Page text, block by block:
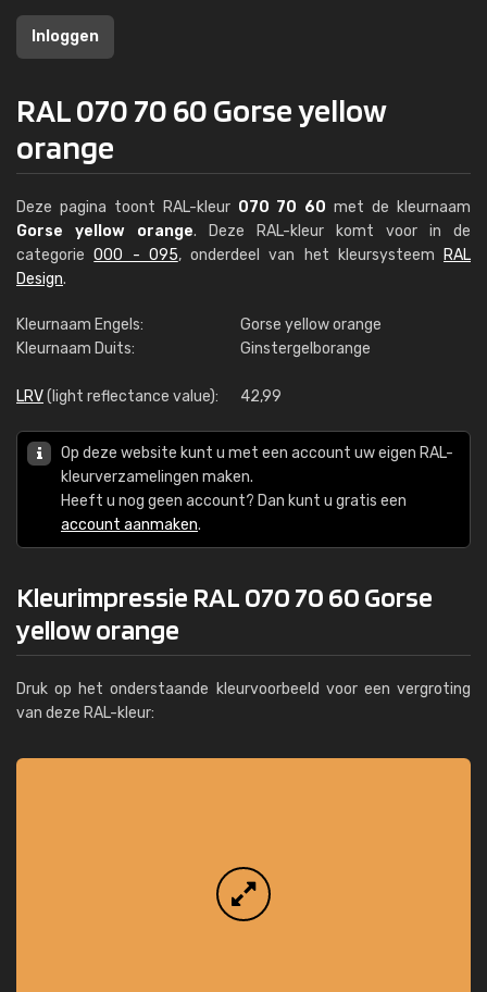
Inloggen
RAL 070 70 60 Gorse yellow
orange
Deze pagina toont RAL-kleur 070 70 60 met de kleurnaam
Gorse yellow orange. Deze RAL-kleur komt voor in de
categorie000 - 095, onderdeel van het kleursysteem
RAL
Design.
Kleurnaam Engels:
Gorse yellow orange
Kleurnaam Duits:
Ginstergelborange
LRV(light reflectance value): 42,99
Op deze website kunt u met een account uw eigen RAL-
kleurverzamelingen maken.
Heeft u nog geen account? Dan kunt u gratis een
account aanmaken.
Kleurimpressie RAL 070 70 60 Gorse
yellow orange
Druk op het onderstaande kleurvoorbeeld voor een vergroting
van deze RAL-kleur: